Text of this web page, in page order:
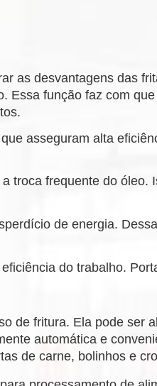
as desvantagens das
Essa função faz com
asseguram alta
troca frequente do óleo.
de energia.
do trabalho.
de fritura. Ela pode ser
automática e
de carne, bolinhos e